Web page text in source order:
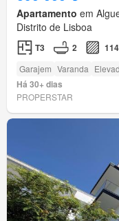
Apartamento em
Distrito de Lisboa
T3 2
Garajem Varanda
Há 30+ dias
PROPERSTAR